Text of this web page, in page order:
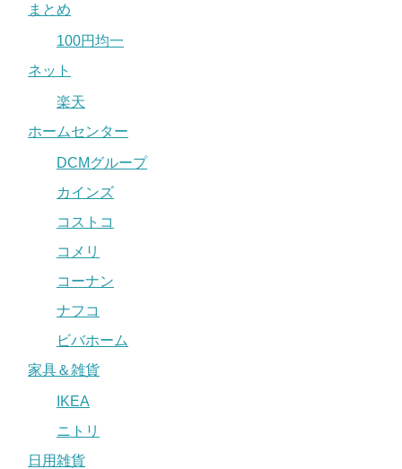
まとめ
100円均一
ネット
楽天
ホームセンター
DCMグループ
カインズ
コストコ
コメリ
コーナン
ナフコ
ビバホーム
家具＆雑貨
IKEA
ニトリ
日用雑貨